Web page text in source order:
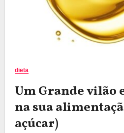
dieta
Um Grande vilão
na sua
açúcar)